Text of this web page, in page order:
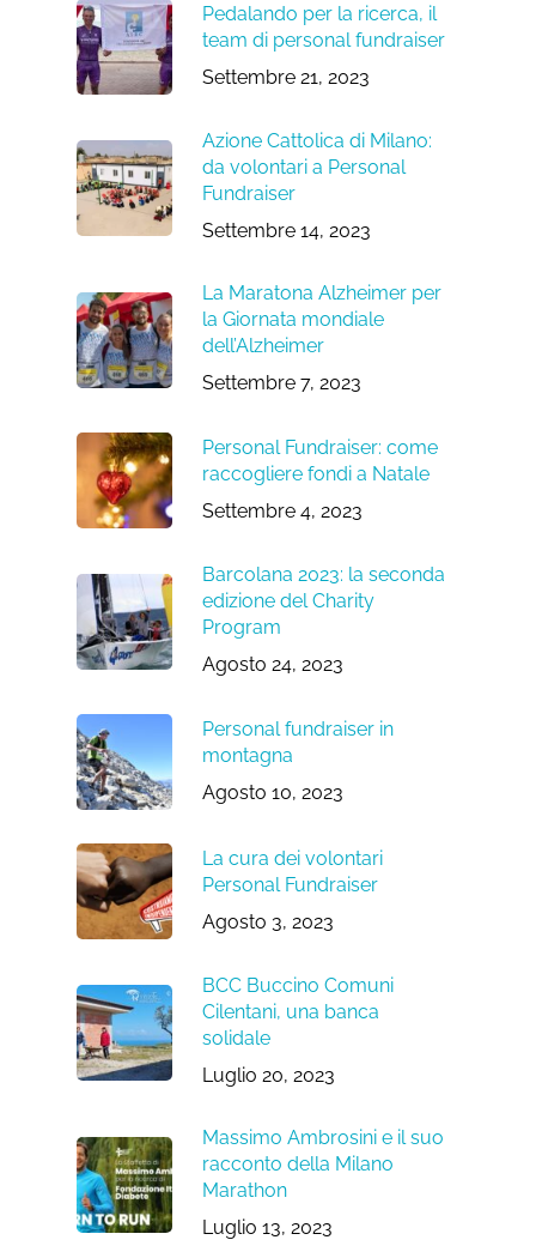
Pedalando per la ricerca, il
team di personal fundraiser
Settembre 21, 2023
Azione Cattolica di Milano:
da volontari a Personal
Fundraiser
Settembre 14, 2023
La Maratona Alzheimer per
la Giornata mondiale
dell’Alzheimer
Settembre 7, 2023
Personal Fundraiser: come
raccogliere fondi a Natale
Settembre 4, 2023
Barcolana 2023: la seconda
edizione del Charity
Program
Agosto 24, 2023
Personal fundraiser in
montagna
Agosto 10, 2023
La cura dei volontari
Personal Fundraiser
Agosto 3, 2023
BCC Buccino Comuni
Cilentani, una banca
solidale
Luglio 20, 2023
Massimo Ambrosini e il suo
racconto della Milano
Marathon
Luglio 13, 2023